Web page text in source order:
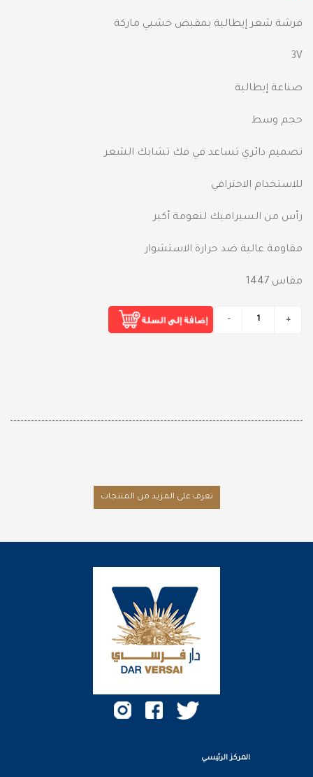
فرشة شعر إيطالية بمقبض خشبي ماركة
3V
صناعة إيطالية
حجم وسط
تصميم دائري تساعد في فك تشابك الشعر
للاستخدام الاحترافي
رأس من السيراميك لنعومة أكبر
مقاومة عالية ضد حرارة الاستشوار
مقاس 1447
تعرف على المزيد من المنتجات
المركز الرئيسي